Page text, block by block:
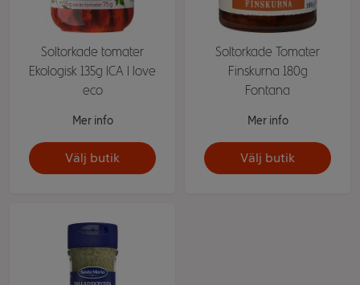
Soltorkade tomater
Ekologisk 135g ICA I love
eco
Mer info
Välj butik
Soltorkade Tomater
Finskurna 180g
Fontana
Mer info
Välj butik